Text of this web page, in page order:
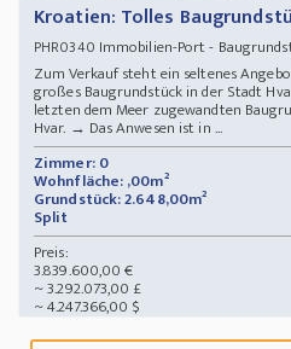
Kroatien: Tolles
PHR0340 Immobilien-Port -
Zum Verkauf steht ein seltenes
großes Baugrundstück in der Stadt
letzten dem Meer zugewandten
Hvar. → Das Anwesen ist in ...
Zimmer: 0
Wohnfläche: ,00m²
Grundstück: 2.648,00m²
Split
Preis:
3.839.600,00 €
~ 3.292.073,00 £
~ 4.247.366,00 $